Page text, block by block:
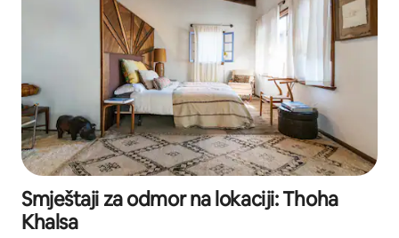
Smještaji za odmor na lokaciji: Thoha
Khalsa